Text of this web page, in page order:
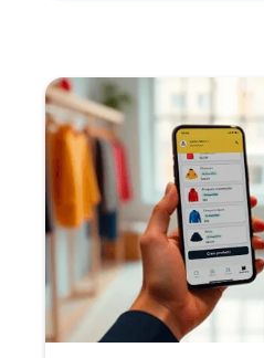
¿Por qué
Para comercios retail,
POS que gestiona
proveedores y categorías
stock, precios y
También, puedes crear